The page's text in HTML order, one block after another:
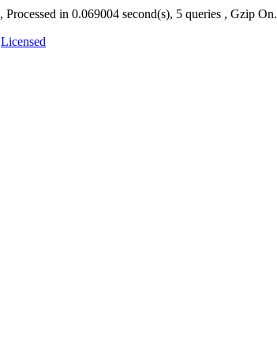
, Processed in 0.069004 second(s), 5 queries , Gzip On.
Licensed